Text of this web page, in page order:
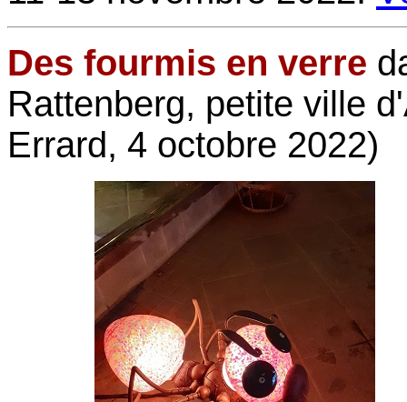
Des fourmis en verre
Rattenberg, petite ville
Errard, 4 octobre 2022)